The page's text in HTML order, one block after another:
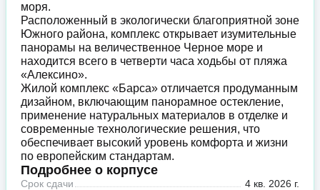
моря.
Расположенный в экологически благоприятной зоне
Южного района, комплекс открывает изумительные
панорамы на величественное Черное море и
находится всего в четверти часа ходьбы от пляжа
«Алексино».
Жилой комплекс «Барса» отличается продуманным
дизайном, включающим панорамное остекление,
применение натуральных материалов в отделке и
современные технологические решения, что
обеспечивает высокий уровень комфорта и жизни
по европейским стандартам.
Подробнее о корпусе
Срок сдачи 4 кв. 2026 г.